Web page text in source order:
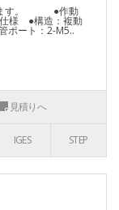
ます。 ●作動
仕様 ●構造：複動
ート：2-M5..
見積りへ
IGES STEP